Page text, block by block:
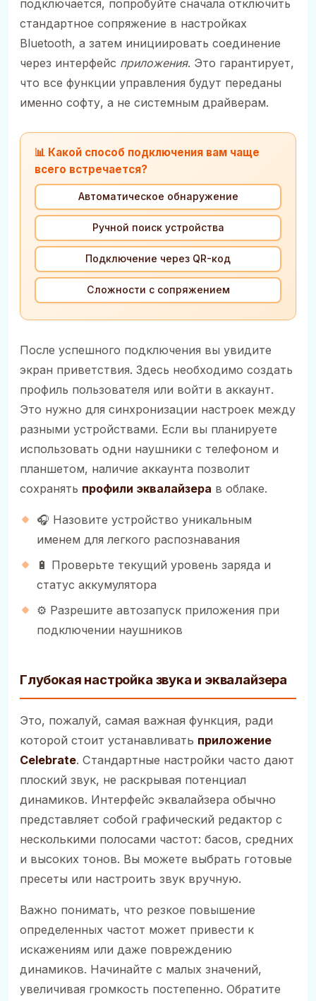
подключается, попробуйте сначала отключить
стандартное сопряжение в настройках
Bluetooth, а затем инициировать соединение
через интерфейс приложения. Это гарантирует,
что все функции управления будут переданы
именно софту, а не системным драйверам.
📊 Какой способ подключения вам чаще
всего встречается?
Автоматическое обнаружение
Ручной поиск устройства
Подключение через QR-код
Сложности с сопряжением
После успешного подключения вы увидите
экран приветствия. Здесь необходимо создать
профиль пользователя или войти в аккаунт.
Это нужно для синхронизации настроек между
разными устройствами. Если вы планируете
использовать одни наушники с телефоном и
планшетом, наличие аккаунта позволит
сохранять профили эквалайзера в облаке.
🎧 Назовите устройство уникальным
именем для легкого распознавания
🔋 Проверьте текущий уровень заряда и
статус аккумулятора
⚙️ Разрешите автозапуск приложения при
подключении наушников
Глубокая настройка звука и эквалайзера
Это, пожалуй, самая важная функция, ради
которой стоит устанавливать приложение
Celebrate. Стандартные настройки часто дают
плоский звук, не раскрывая потенциал
динамиков. Интерфейс эквалайзера обычно
представляет собой графический редактор с
несколькими полосами частот: басов, средних
и высоких тонов. Вы можете выбрать готовые
пресеты или настроить звук вручную.
Важно понимать, что резкое повышение
определенных частот может привести к
искажениям или даже повреждению
динамиков. Начинайте с малых значений,
увеличивая громкость постепенно. Обратите